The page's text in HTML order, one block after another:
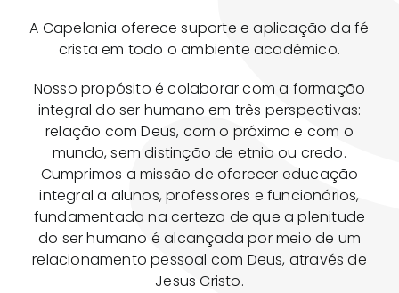
A Capelania oferece suporte e aplicação da fé
cristã em todo o ambiente acadêmico.
Nosso propósito é colaborar com a formação
integral do ser humano em três perspectivas:
relação com Deus, com o próximo e com o
mundo, sem distinção de etnia ou credo.
Cumprimos a missão de oferecer educação
integral a alunos, professores e funcionários,
fundamentada na certeza de que a plenitude
do ser humano é alcançada por meio de um
relacionamento pessoal com Deus, através de
Jesus Cristo.